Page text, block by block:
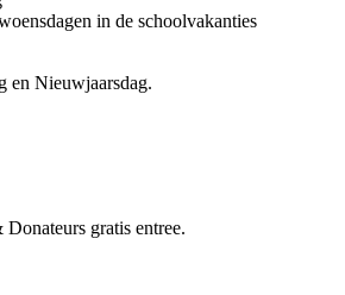
in de schoolvakanties
en Nieuwjaarsdag.
gratis entree.